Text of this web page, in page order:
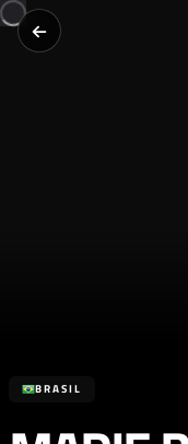
BRASIL